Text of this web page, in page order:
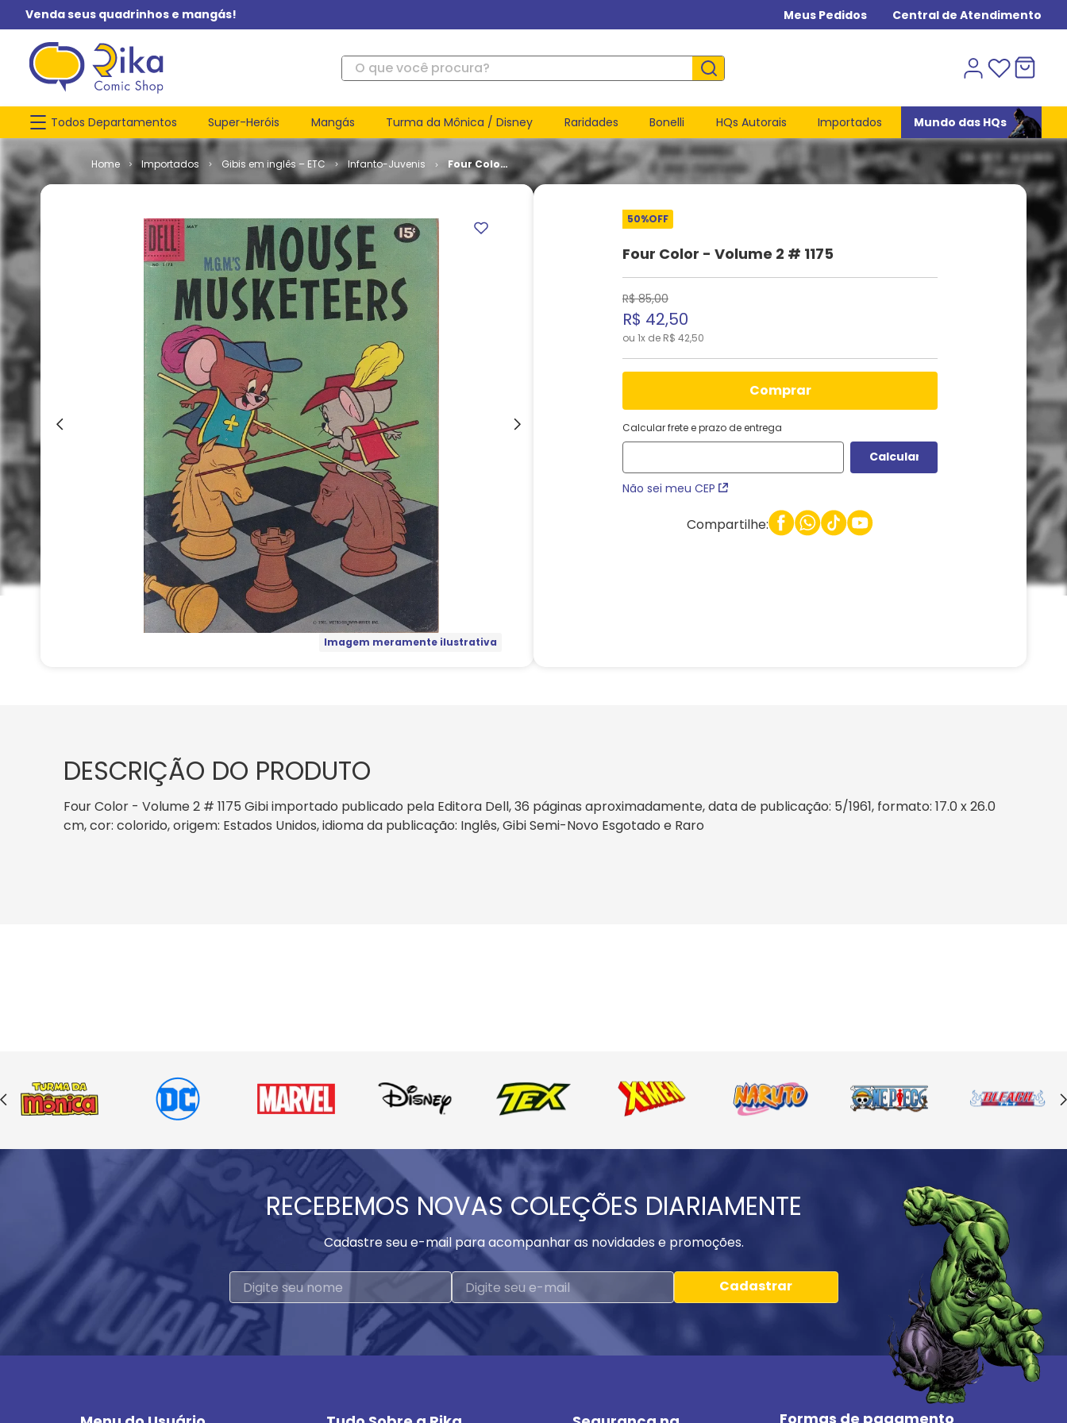
Venda seus quadrinhos e mangás! Meus Pedidos Central de Atendimento
O que você procura?
Todos Departamentos Super-Heróis Mangás Turma da Mônica / Disney Raridades Bonelli HQs Autorais Importados Mundo das HQs
Importados Gibis em inglês – ETC Infanto-Juvenis
Four Color
- Volume 2
Imagem meramente ilustrativa
50%OFF
Four Color - Volume 2 # 1175
R$ 85,00
R$ 42,50
ou 1x de R$ 42,50
comprar
Calcular frete e prazo de entrega
Não sei meu CEP
Compartilhe:
DESCRIÇÃO DO PRODUTO
Four Color - Volume 2 # 1175 Gibi importado publicado pela Editora Dell, 36 páginas aproximadamente, data de publicação: 5/1961, formato: 17.0 x 26.0
cm, cor: colorido, origem: Estados Unidos, idioma da publicação: Inglês, Gibi Semi-Novo Esgotado e Raro
RECEBEMOS NOVAS COLEÇÕES DIARIAMENTE
Cadastre seu e-mail para acompanhar as novidades e promoções.
Cadastrar
Formas de pagamento